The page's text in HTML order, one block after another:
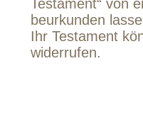
Testament“ von
beurkunden
Ihr Testament
widerrufen.